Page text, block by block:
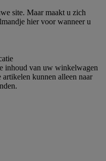
site. Maar maakt u zich
hier voor wanneer u
inhoud van uw winkelwagen
kunnen alleen naar